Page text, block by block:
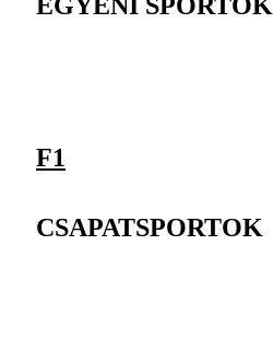
F1
CSAPATSPORTOK